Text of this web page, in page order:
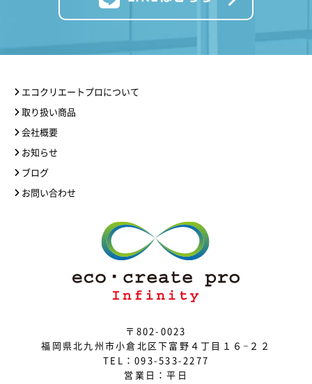
エコクリエートプロについて
取り扱い商品
会社概要
お知らせ
ブログ
お問い合わせ
〒802-0023
福岡県北九州市小倉北区下富野４丁目１６−２２
TEL： 093-533-2277
営業日：平日